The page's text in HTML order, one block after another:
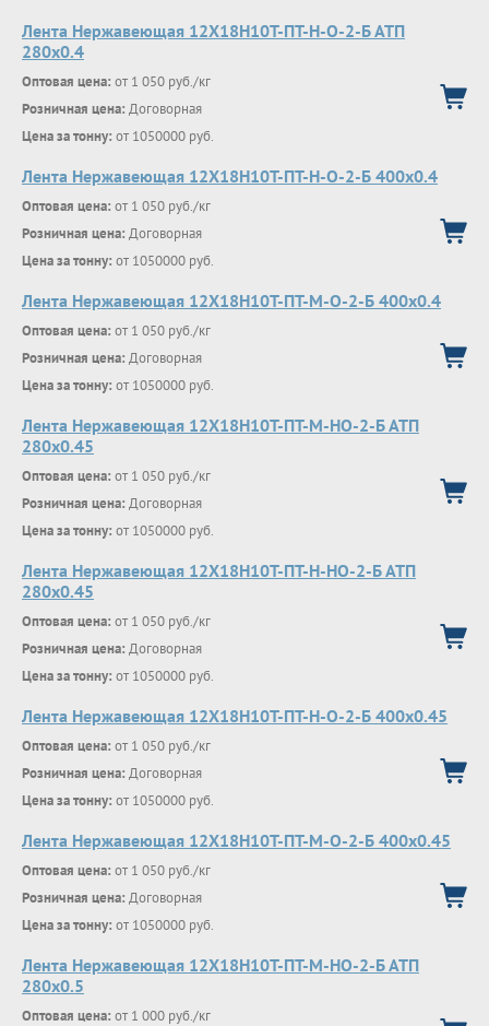
Лента Нержавеющая 12Х18Н10Т-ПТ-Н-О-2-Б АТП
280х0.4
Оптовая цена: от 1 050 руб./кг
Розничная цена: Договорная
Цена за тонну: от 1050000 руб.
Лента Нержавеющая 12Х18Н10Т-ПТ-Н-О-2-Б 400х0.4
Оптовая цена: от 1 050 руб./кг
Розничная цена: Договорная
Цена за тонну: от 1050000 руб.
Лента Нержавеющая 12Х18Н10Т-ПТ-М-О-2-Б 400х0.4
Оптовая цена: от 1 050 руб./кг
Розничная цена: Договорная
Цена за тонну: от 1050000 руб.
Лента Нержавеющая 12Х18Н10Т-ПТ-М-НО-2-Б АТП
280х0.45
Оптовая цена: от 1 050 руб./кг
Розничная цена: Договорная
Цена за тонну: от 1050000 руб.
Лента Нержавеющая 12Х18Н10Т-ПТ-Н-НО-2-Б АТП
280х0.45
Оптовая цена: от 1 050 руб./кг
Розничная цена: Договорная
Цена за тонну: от 1050000 руб.
Лента Нержавеющая 12Х18Н10Т-ПТ-Н-О-2-Б 400х0.45
Оптовая цена: от 1 050 руб./кг
Розничная цена: Договорная
Цена за тонну: от 1050000 руб.
Лента Нержавеющая 12Х18Н10Т-ПТ-М-О-2-Б 400х0.45
Оптовая цена: от 1 050 руб./кг
Розничная цена: Договорная
Цена за тонну: от 1050000 руб.
Лента Нержавеющая 12Х18Н10Т-ПТ-М-НО-2-Б АТП
280х0.5
Оптовая цена: от 1 000 руб./кг